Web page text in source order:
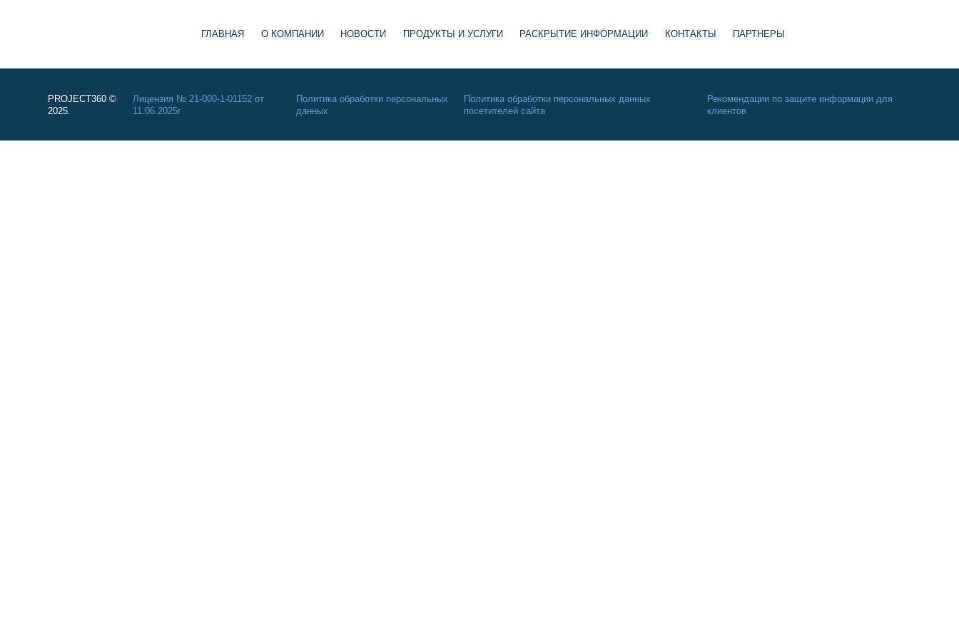
ГЛАВНАЯ О КОМПАНИИ НОВОСТИ ПРОДУКТЫ И УСЛУГИ РАСКРЫТИЕ ИНФОРМАЦИИ КОНТАКТЫ ПАРТНЕРЫ
PROJECT360 ©
2025.
Лицензия № 21-000-1-01152 от
11.06.2025г
Политика обработки персональных
данных
Политика обработки персональных данных
посетителей сайта
Рекомендации по защите информации для
клиентов